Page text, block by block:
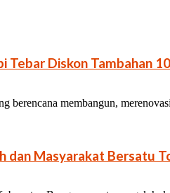
Tebar Diskon Tambahan
berencana membangun,
dan Masyarakat Bersatu